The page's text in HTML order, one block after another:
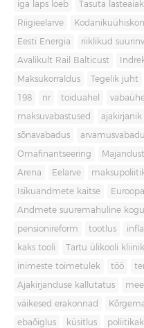
iga laps loeb Tasuta
Riigieelarve
Eesti Energia riiklikud
Avalikult Rail Balticust
Maksukorraldus Tegelik juht
198 nr toiduahel
maksuvabastused ajakirjanik
sõnavabadus
Omafinantseering
Arena Eelarve
Isikuandmete kaitse
Andmete suuremahuline
pensionireform tootlus
kaks tooli Tartu ülikooli
inimeste toimetulek töö
Ajakirjanduse kallutatus
väikesed erakonnad
ebaõiglus küsitlus